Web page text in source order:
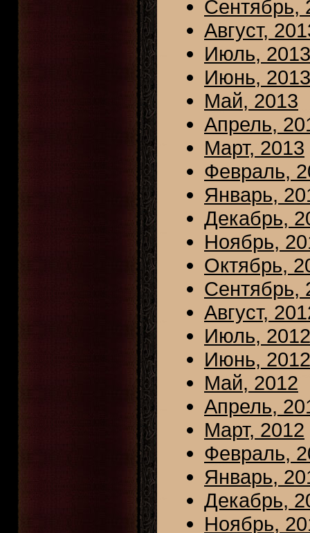
Сентябрь,
Август,
Июль, 2013
Июнь, 2013
Май, 2013
Апрель,
Март, 2013
Февраль,
Январь,
Декабрь,
Ноябрь,
Октябрь,
Сентябрь,
Август,
Июль, 2012
Июнь, 2012
Май, 2012
Апрель,
Март, 2012
Февраль,
Январь,
Декабрь,
Ноябрь,